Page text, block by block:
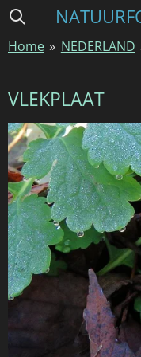
Ga
naar
hoofdinhoud
Home » NEDERLAND
VLEKPLAAT